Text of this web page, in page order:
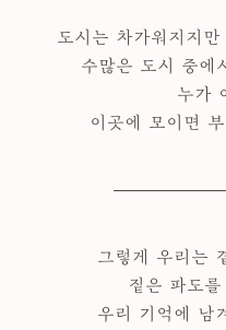
도시는 차가워지지만
수많은 도시 중에
누가
이곳에 모이면
그렇게 우리는
짙은 파도
우리 기억에 남